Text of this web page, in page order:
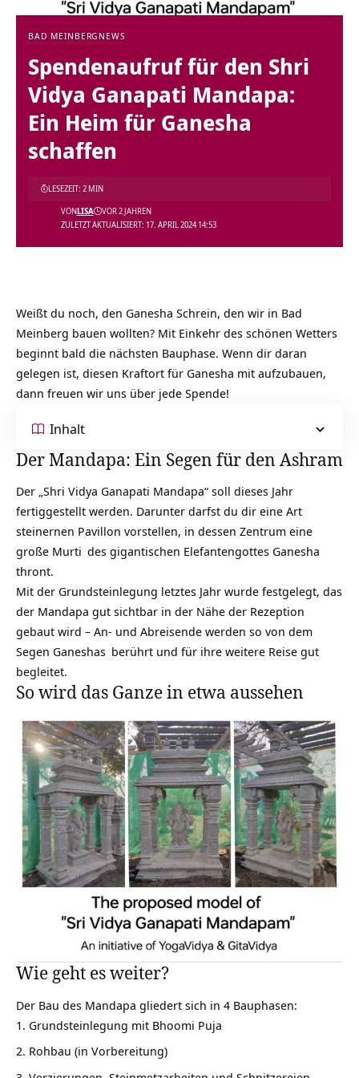
BAD MEINBERG NEWS
Spendenaufruf für den Shri
Vidya Ganapati Mandapa:
Ein Heim für Ganesha
schaffen
ZULETZT AKTUALISIERT: 17. APRIL 2024 14:53
VONLISA VOR 2 JAHREN
LESEZEIT: 2 MIN
Weißt du noch, den Ganesha Schrein, den wir in Bad
Meinberg bauen wollten? Mit Einkehr des schönen Wetters
beginnt bald die nächsten Bauphase. Wenn dir daran
gelegen ist, diesen Kraftort für Ganesha mit aufzubauen,
dann freuen wir uns über jede Spende!
Inhalt
Der Mandapa: Ein Segen für den Ashram
Der „Shri Vidya Ganapati Mandapa“ soll dieses Jahr
fertiggestellt werden. Darunter darfst du dir eine Art
steinernen Pavillon vorstellen, in dessen Zentrum eine
große Murti des gigantischen Elefantengottes Ganesha
thront.
Mit der Grundsteinlegung letztes Jahr wurde festgelegt, das
der Mandapa gut sichtbar in der Nähe der Rezeption
gebaut wird – An- und Abreisende werden so von dem
Segen Ganeshas berührt und für ihre weitere Reise gut
begleitet.
So wird das Ganze in etwa aussehen
Wie geht es weiter?
Der Bau des Mandapa gliedert sich in 4 Bauphasen:
Grundsteinlegung mit Bhoomi Puja
Rohbau (in Vorbereitung)